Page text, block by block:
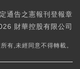
通告之憲報刊登報章
財華控股有限公司
有,未經同意不得轉載。